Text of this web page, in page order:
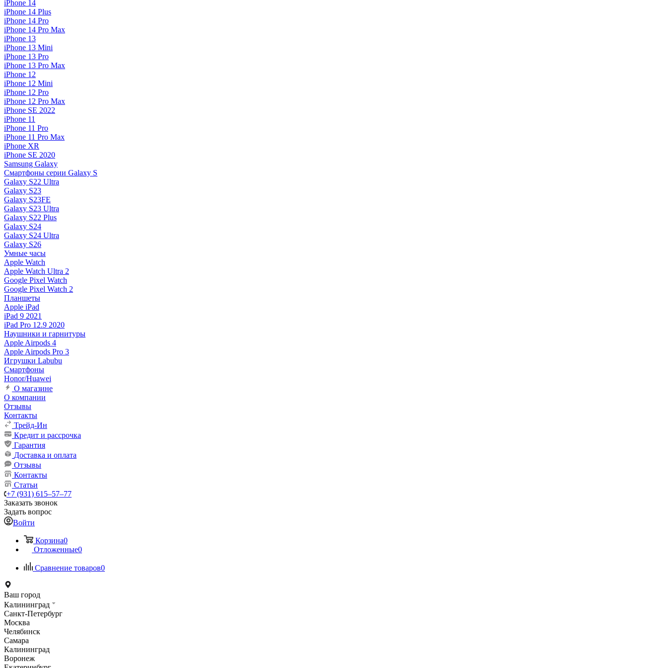
iPhone 14
iPhone 14 Plus
iPhone 14 Pro
iPhone 14 Pro Max
iPhone 13
iPhone 13 Mini
iPhone 13 Pro
iPhone 13 Pro Max
iPhone 12
iPhone 12 Mini
iPhone 12 Pro
iPhone 12 Pro Max
iPhone SE 2022
iPhone 11
iPhone 11 Pro
iPhone 11 Pro Max
iPhone XR
iPhone SE 2020
Samsung Galaxy
Смартфоны серии Galaxy S
Galaxy S22 Ultra
Galaxy S23
Galaxy S23FE
Galaxy S23 Ultra
Galaxy S22 Plus
Galaxy S24
Galaxy S24 Ultra
Galaxy S26
Умные часы
Apple Watch
Apple Watch Ultra 2
Google Pixel Watch
Google Pixel Watch 2
Планшеты
Apple iPad
iPad 9 2021
iPad Pro 12.9 2020
Наушники и гарнитуры
Apple Airpods 4
Apple Airpods Pro 3
Игрушки Labubu
Смартфоны
Honor/Huawei
О магазине
О компании
Отзывы
Контакты
Трейд-Ин
Кредит и рассрочка
Гарантия
Доставка и оплата
Отзывы
Контакты
Статьи
+7 (931) 615‒57‒77
Заказать звонок
Задать вопрос
Войти
Корзина0
Отложенные0
Сравнение товаров0
Ваш город
Калининград
Санкт-Петербург
Москва
Челябинск
Самара
Калининград
Воронеж